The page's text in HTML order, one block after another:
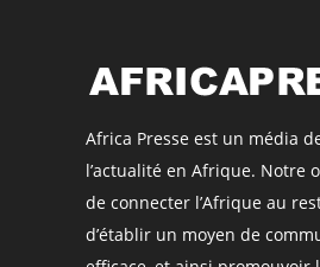
Africa Presse est un média
l’actualité en Afrique. Notre
de connecter l’Afrique au
d’établir un moyen de